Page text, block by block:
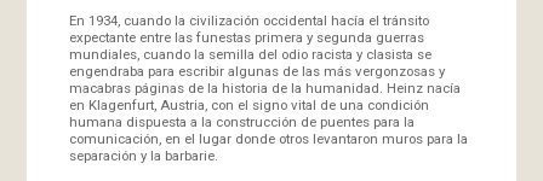
En 1934, cuando la civilización occidental hacía el tránsito
expectante entre las funestas primera y segunda guerras
mundiales, cuando la semilla del odio racista y clasista se
engendraba para escribir algunas de las más vergonzosas y
macabras páginas de la historia de la humanidad. Heinz nacía
en Klagenfurt, Austria, con el signo vital de una condición
humana dispuesta a la construcción de puentes para la
comunicación, en el lugar donde otros levantaron muros para la
separación y la barbarie.